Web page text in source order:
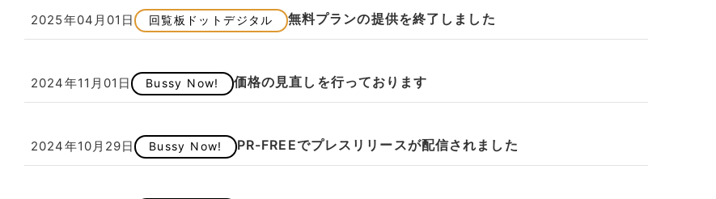
2025年04月01日 回覧板ドットデジタル 無料プランの提供を終了しました
2024年11月01日 Bussy Now! 価格の見直しを行っております
2024年10月29日 Bussy Now! PR-FREEでプレスリリースが配信されました